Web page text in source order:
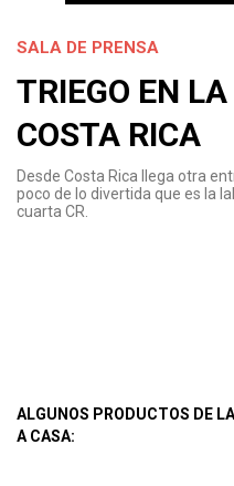
SALA DE PRENSA
TRIEGO EN
COSTA RICA
Desde Costa Rica llega otra
poco de lo divertida que es la
cuarta CR.
ALGUNOS PRODUCTOS DE
A CASA: